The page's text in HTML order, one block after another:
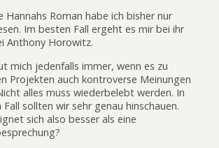
Hannahs Roman habe ich bisher nur
Im besten Fall ergeht es mir bei ihr
Anthony Horowitz.
mich jedenfalls immer, wenn es zu
Projekten auch kontroverse Meinungen
alles muss wiederbelebt werden. In
Fall sollten wir sehr genau hinschauen.
sich also besser als eine